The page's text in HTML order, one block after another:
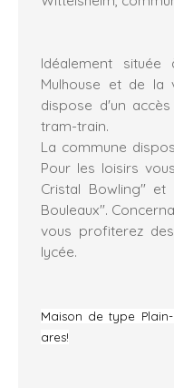
Idéalement
Mulhouse et de la
dispose d'un
tram-train.
La commune
Pour les loisirs
Cristal Bowling"
Bouleaux".
vous profiterez
lycée.
Maison de type
ares!